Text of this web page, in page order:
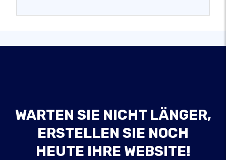
WARTEN SIE NICHT LÄNGER,
ERSTELLEN SIE NOCH
HEUTE IHRE WEBSITE!